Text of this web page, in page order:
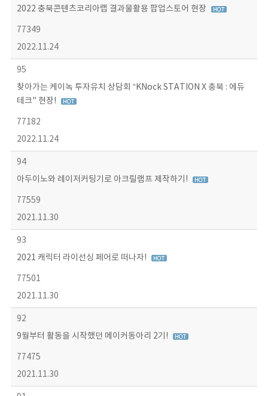
2022 충북콘텐츠코리아랩 결과물활용 팝업스토어 현장
77349
2022.11.24
95
찾아가는 케이녹 투자유치 상담회 “KNock STATION X 충북 : 에듀
테크" 현장!
77182
2022.11.24
94
아두이노와 레이저커팅기로 아크릴램프 제작하기!
77559
2021.11.30
93
2021 캐릭터 라이선싱 페어로 떠나자!
77501
2021.11.30
92
9월부터 활동을 시작했던 메이커동아리 2기!
77475
2021.11.30